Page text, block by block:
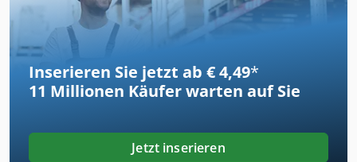
Inserieren Sie jetzt ab € 4,49*
11 Millionen Käufer warten auf Sie
Jetzt inserieren